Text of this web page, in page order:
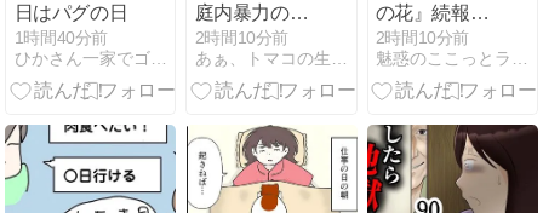
日はパグの日
1時間40分前
ひかさん一家でゴゴッゴッー！！
庭内暴力の中
学生を部屋か
ら出した話⑬
2時間10分前
あぁ、トマコの生きる道【マンガ】
の花』続報と
『洗面所と寝
室両方に置い
てあるもの』
2時間10分前
魅惑のここっとライフ